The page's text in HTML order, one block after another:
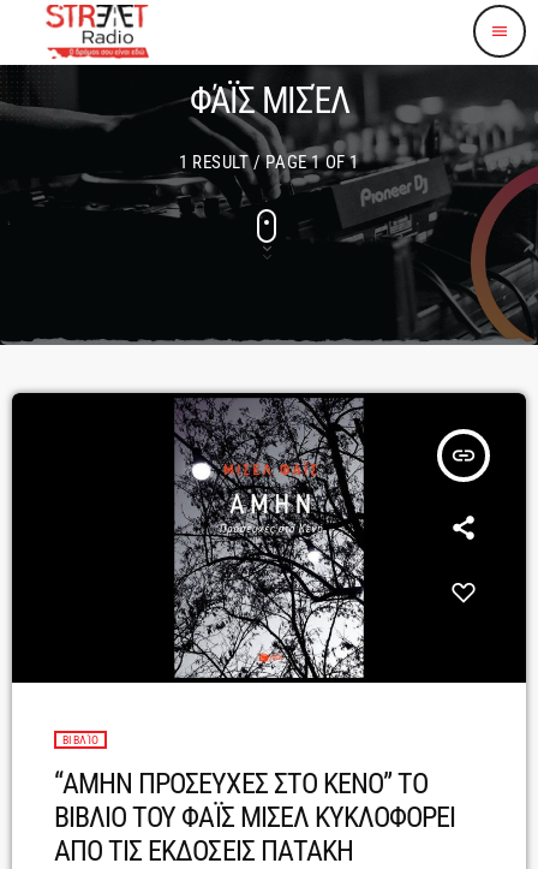
menu
ΦΆΪΣ ΜΙΣΈΛ
1 RESULT / PAGE 1 OF 1
insert_link
ΒΙΒΛΊΟ
“ΑΜΗΝ ΠΡΟΣΕΥΧΕΣ ΣΤΟ ΚΕΝΟ” ΤΟ
ΒΙΒΛΙΟ ΤΟΥ ΦΑΪΣ ΜΙΣΕΛ ΚΥΚΛΟΦΟΡΕΙ
ΑΠΟ ΤΙΣ ΕΚΔΟΣΕΙΣ ΠΑΤΑΚΗ